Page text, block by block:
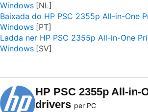
Windows
Baixada do HP PSC 2355p All-in-One
Windows
Ladda ner HP PSC 2355p All-in-One
Windows
HP PSC 2355p All-in-
drivers per PC